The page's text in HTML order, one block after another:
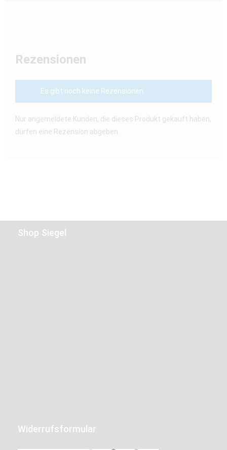
Rezensionen
Es gibt noch keine Rezensionen.
Nur angemeldete Kunden, die dieses Produkt gekauft haben,
dürfen eine Rezension abgeben.
Shop Siegel
Widerrufsformular